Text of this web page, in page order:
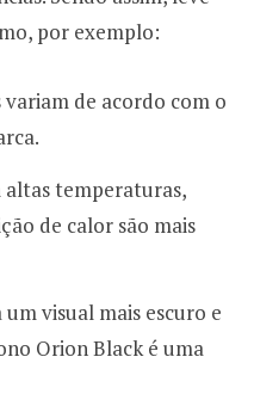
por exemplo:
variam de acordo com o
altas temperaturas,
de calor são mais
um visual mais escuro e
Orion Black é uma